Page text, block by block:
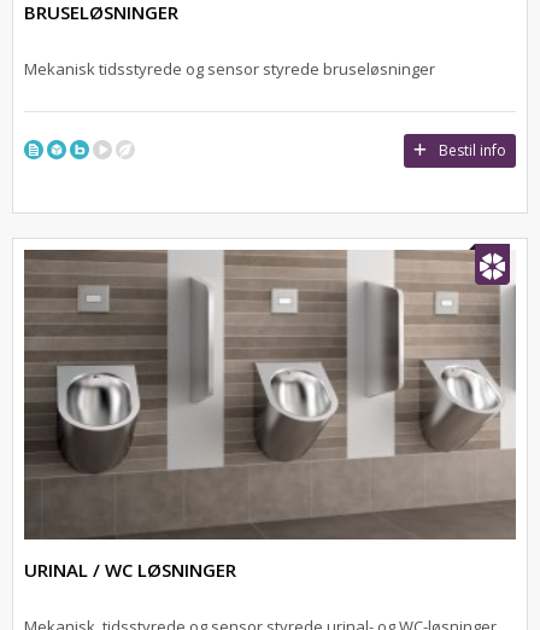
BRUSELØSNINGER
Mekanisk tidsstyrede og sensor styrede bruseløsninger
Bestil info
URINAL / WC LØSNINGER